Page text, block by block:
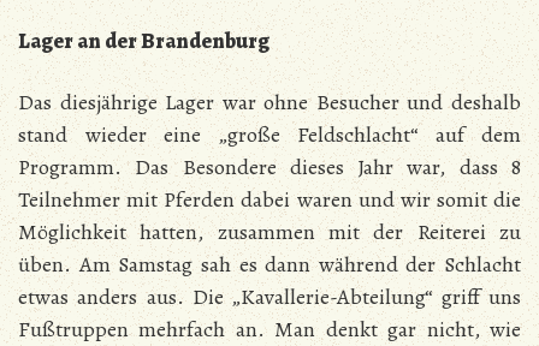
Lager an der Brandenburg
Das diesjährige Lager war ohne Besucher und deshalb
stand wieder eine „große Feldschlacht“ auf dem
Programm. Das Besondere dieses Jahr war, dass 8
Teilnehmer mit Pferden dabei waren und wir somit die
Möglichkeit hatten, zusammen mit der Reiterei zu
üben. Am Samstag sah es dann während der Schlacht
etwas anders aus. Die „Kavallerie-Abteilung“ griff uns
Fußtruppen mehrfach an. Man denkt gar nicht, wie